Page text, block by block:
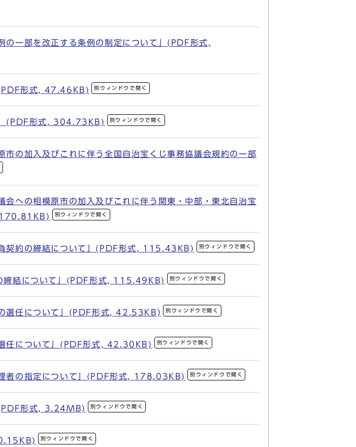
一部を改正する条例の制定について」(PDF形式,
(PDF形式, 47.46KB) 別ウィンドウで開く
」(PDF形式, 304.73KB) 別ウィンドウで開く
の加入及びこれに伴う全国自治宝くじ事務協議会規約の一部
への相模原市の加入及びこれに伴う関東・中部・東北自治宝
170.81KB)
別ウィンドウで開く
契約の締結について」(PDF形式, 115.43KB) 別ウィンドウで開く
締結について」(PDF形式, 115.49KB) 別ウィンドウで開く
選任について」(PDF形式, 42.53KB) 別ウィンドウで開く
任について」(PDF形式, 42.30KB) 別ウィンドウで開く
者の指定について」(PDF形式, 178.03KB) 別ウィンドウで開く
(PDF形式, 3.24MB) 別ウィンドウで開く
別ウィンドウで開く